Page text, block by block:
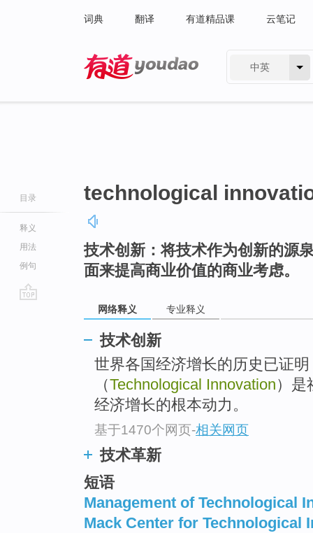
词典 翻译 有道精品课 云笔记
中英
目录
释义
用法
例句
technological
技术创新：将技术作为创新的源
面来提高商业价值的商业考虑。
网络释义 专业释义
技术创新
世界各国经济增长的历史已证
（Technological Innovation）是
经济增长的根本动力。
基于1470个网页-相关网页
技术革新
短语
Management of Technological
Mack Center for Technological